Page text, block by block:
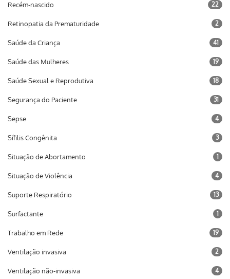
Recém-nascido 22
Retinopatia da Prematuridade 2
Saúde da Criança 41
Saúde das Mulheres 19
Saúde Sexual e Reprodutiva 18
Segurança do Paciente 31
Sepse 4
Sífilis Congênita 3
Situação de Abortamento 1
Situação de Violência 4
Suporte Respiratório 13
Surfactante 1
Trabalho em Rede 19
Ventilação invasiva 2
Ventilação não-invasiva 4